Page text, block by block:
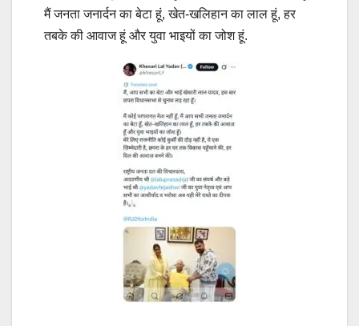
मैं जनता जनार्दन का बेटा हूं, खेत-खलिहान का लाल हूं, हर
तबके की आवाज हूं और युवा भाइयों का जोश हूं.